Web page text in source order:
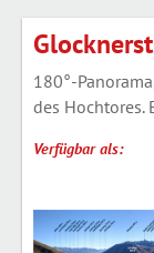
180°-
des Hochtores.
Verfügbar als: